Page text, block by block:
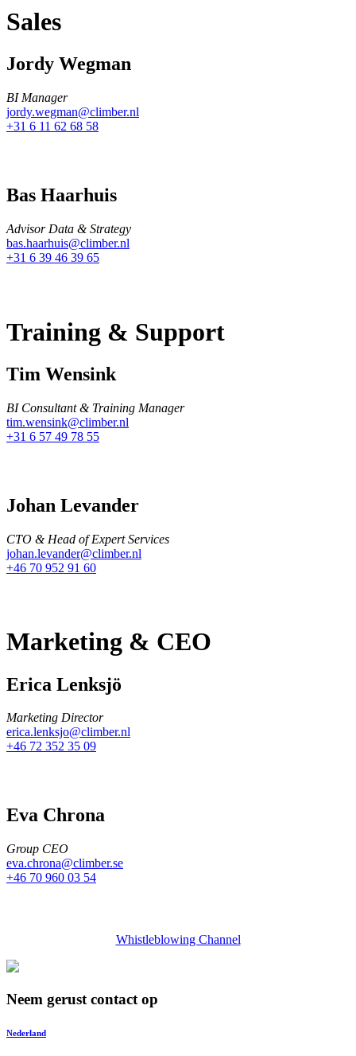
Sales
Jordy Wegman
BI Manager
jordy.wegman@climber.nl
+31 6 11 62 68 58
Bas Haarhuis
Advisor Data & Strategy
bas.haarhuis@climber.nl
+31 6 39 46 39 65
Training & Support
Tim Wensink
BI Consultant & Training Manager
tim.wensink@climber.nl
+31 6 57 49 78 55
Johan Levander
CTO & Head of Expert Services
johan.levander@climber.nl
+46 70 952 91 60
Marketing & CEO
Erica Lenksjö
Marketing Director
erica.lenksjo@climber.nl
+46 72 352 35 09
Eva Chrona
Group CEO
eva.chrona@climber.se
+46 70 960 03 54
Whistleblowing Channel
Neem gerust contact op
Nederland